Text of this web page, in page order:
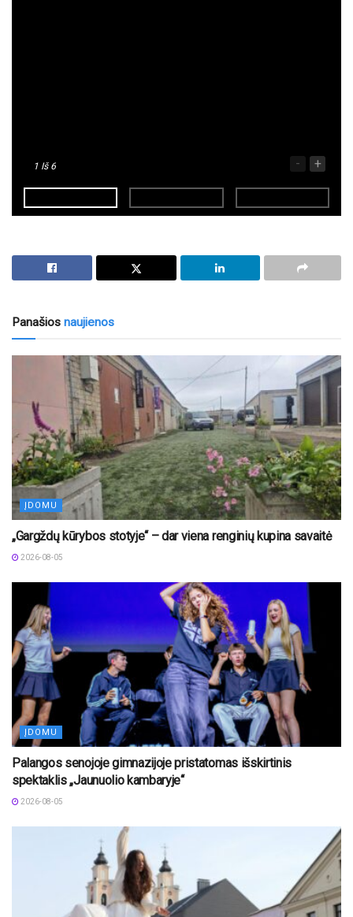
1 Iš 6 - +
Panašios naujienos
ĮDOMU
„Gargždų kūrybos stotyje“ – dar viena renginių kupina savaitė
2026-08-05
ĮDOMU
Palangos senojoje gimnazijoje pristatomas išskirtinis
spektaklis „Jaunuolio kambaryje“
2026-08-05